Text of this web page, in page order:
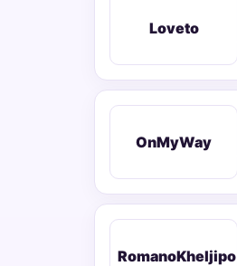
Loveto
OnMyWay
RomanoKheljipo